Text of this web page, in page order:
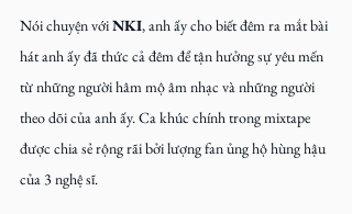
Nói chuyện với NKI, anh ấy cho biết đêm ra mắt bài
hát anh ấy đã thức cả đêm để tận hưởng sự yêu mến
từ những người hâm mộ âm nhạc và những người
theo dõi của anh ấy. Ca khúc chính trong mixtape
được chia sẻ rộng rãi bởi lượng fan ủng hộ hùng hậu
của 3 nghệ sĩ.